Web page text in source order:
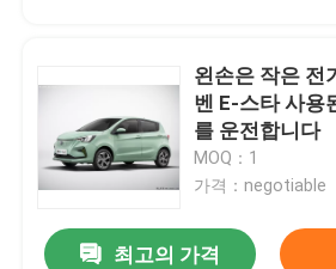
왼손은 작은 전
벤 E-스타 사용
를 운전합니다
MOQ：1
가격：negotiable
최고의 가격